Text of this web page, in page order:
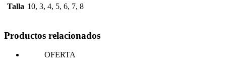
Talla 10, 3, 4, 5, 6, 7, 8
Productos relacionados
OFERTA